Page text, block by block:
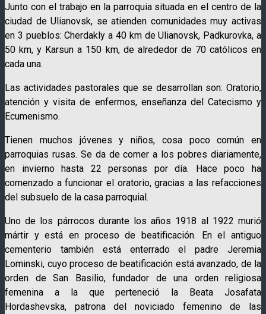
Junto con el trabajo en la parroquia situada en el centro de la
ciudad de Ulianovsk, se atienden comunidades muy activas
en 3 pueblos: Cherdakly a 40 km de Ulianovsk, Padkurovka, a
50 km, y Karsun a 150 km, de alrededor de 70 católicos en
cada una.
Las actividades pastorales que se desarrollan son: Oratorio,
atención y visita de enfermos, enseñanza del Catecismo y
Ecumenismo.
Tienen muchos jóvenes y niños, cosa poco común en
parroquias rusas. Se da de comer a los pobres diariamente,
en invierno hasta 22 personas por día. Hace poco ha
comenzado a funcionar el oratorio, gracias a las refacciones
del subsuelo de la casa parroquial.
Uno de los párrocos durante los años 1918 al 1922 murió
mártir y está en proceso de beatificación. En el antiguo
cementerio también está enterrado el padre Jeremia
Lominski, cuyo proceso de beatificación está avanzado, de la
orden de San Basilio, fundador de una orden religiosa
femenina a la que perteneció la Beata Josafata
Hordashevska, patrona del noviciado femenino de las